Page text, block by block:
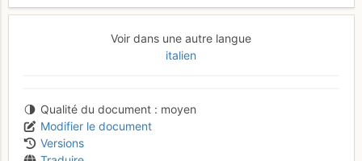
Voir dans une autre langue
italien
Qualité du document
moyen
Modifier le document
Versions